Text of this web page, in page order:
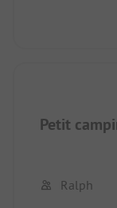
très aimable
Petit
Ralph